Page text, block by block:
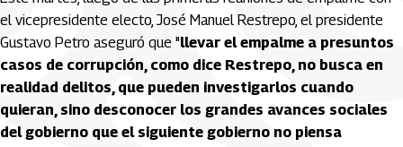
el vicepresidente electo, José Manuel Restrepo, el presidente
Gustavo Petro aseguró que "llevar el empalme a presuntos
casos de corrupción, como dice Restrepo, no busca en
realidad delitos, que pueden investigarlos cuando
quieran, sino desconocer los grandes avances sociales
del gobierno que el siguiente gobierno no piensa